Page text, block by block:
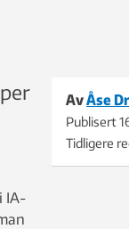
AvÅse
Publisert
Tidligere
IA-